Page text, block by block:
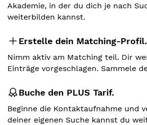
Akademie, in der du dich je nach
weiterbilden kannst.
Erstelle dein Matching-Profil.
Nimm aktiv am Matching teil. Dir
Einträge vorgeschlagen. Sammele
Buche den PLUS Tarif.
Beginne die Kontaktaufnahme und
deiner eigenen Suche kannst du